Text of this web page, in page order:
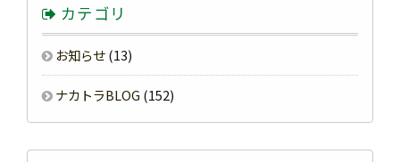
カテゴリ
お知らせ(13)
ナカトラBLOG (152)